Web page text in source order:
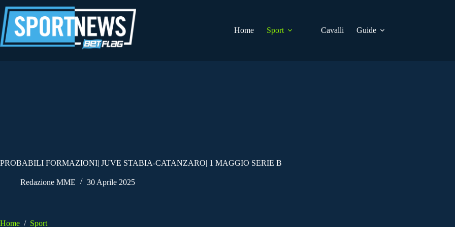
al
contenuto
Home
Sport Cavalli Guide
PROBABILI FORMAZIONI| JUVE STABIA-CATANZARO| 1 MAGGIO SERIE B
Redazione MME 30 Aprile 2025
Home / Sport